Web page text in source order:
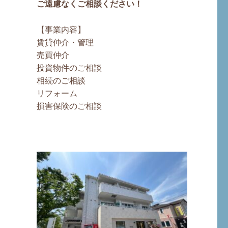
ご遠慮なくご相談ください！
【事業内容】
賃貸仲介・管理
売買仲介
投資物件のご相談
相続のご相談
リフォーム
損害保険のご相談